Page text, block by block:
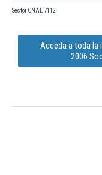
Sector CNAE 7112
Acceda a toda la
2006